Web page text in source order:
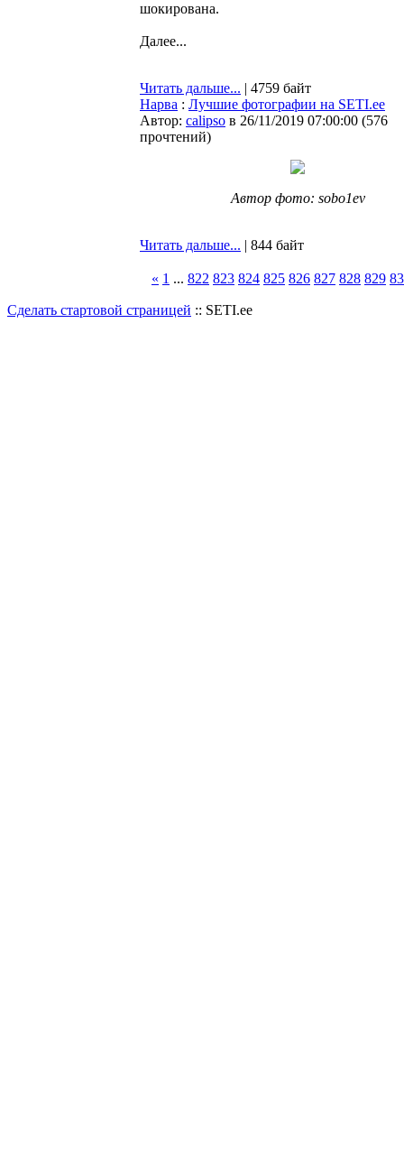
шокирована.
Далее...
Читать дальше... | 4759 байт
Нарва : Лучшие фотографии на SETI.ee
Автор: calipso в 26/11/2019 07:00:00 (576
прочтений)
Автор фото: sobo1ev
Читать дальше... | 844 байт
« 1 ... 822 823 824 825 826 827 828 829
Сделать стартовой страницей :: SETI.ee